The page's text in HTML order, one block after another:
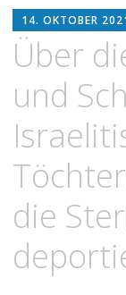
Inhalt
springen
14. OKTOBER
Über
und
die